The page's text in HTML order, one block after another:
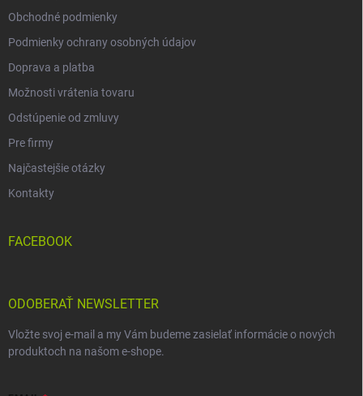
Obchodné podmienky
Podmienky ochrany osobných údajov
Doprava a platba
Možnosti vrátenia tovaru
Odstúpenie od zmluvy
Pre firmy
Najčastejšie otázky
Kontakty
FACEBOOK
ODOBERAŤ NEWSLETTER
Vložte svoj e-mail a my Vám budeme zasielať informácie o nových
produktoch na našom e-shope.